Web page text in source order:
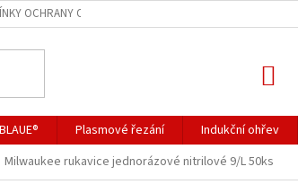
OCHRANY OSOBNÍCH ÚDAJŮ
Plasmové řezání Indukční ohřev
Milwaukee rukavice jednorázové nitrilové 9/L 50ks